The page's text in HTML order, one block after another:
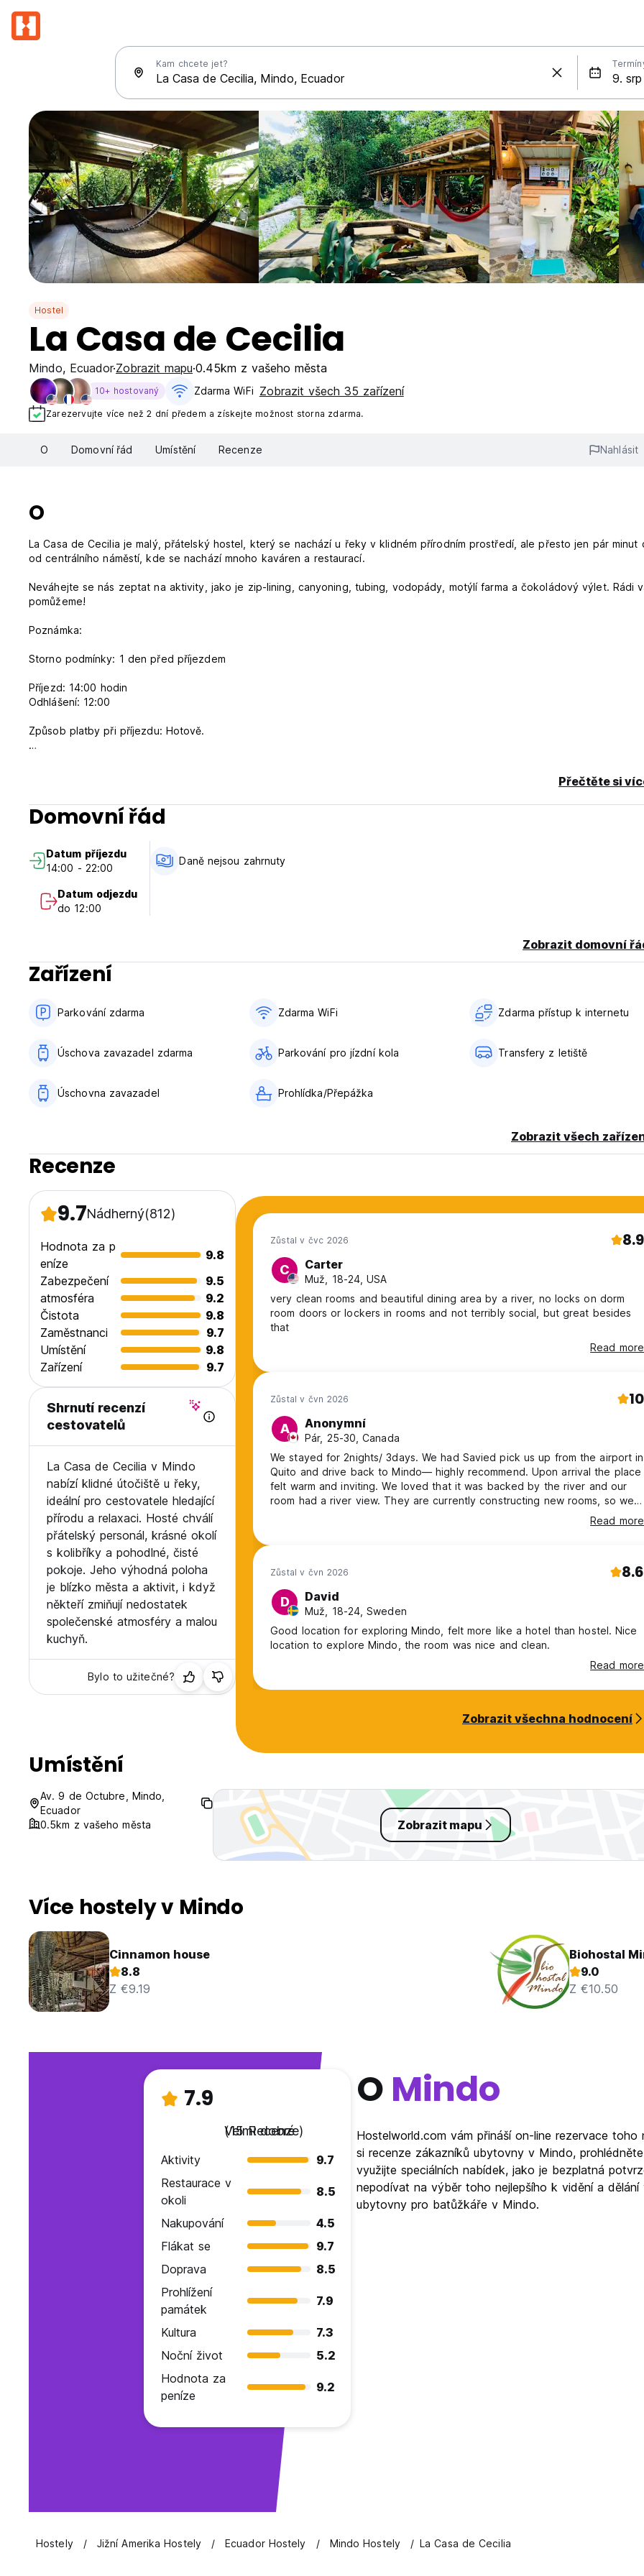
Kam chcete jet?
Hostel
La Casa de Cecilia
Mindo, Ecuador Zobrazit mapu 0.45km z vašeho města
10+ hostovaný Zdarma WiFi Zobrazit všech 35 zařízení
Zarezervujte více než 2 dní předem a získejte možnost storna zdarma.
O Domovní řád Umístění Recenze Nahlásit
O
La Casa de Cecilia je malý, přátelský hostel, který se nachází u řeky v klidném přírodním prostředí, ale přesto jen pár minut
od centrálního náměstí, kde se nachází mnoho kaváren a restaurací.
Neváhejte se nás zeptat na aktivity, jako je zip-lining, canyoning, tubing, vodopády, motýlí farma a čokoládový výlet. Rádi
pomůžeme!
Poznámka:
Storno podmínky: 1 den před příjezdem
Příjezd: 14:00 hodin
Odhlášení: 12:00
Způsob platby při příjezdu: Hotově.
bankomaty
Můžete si vzít s sebou peníze nebo jinou možností je jet taxíkem z Mindo do města San Miguel de los bancos, kde je čas
jedním směrem a 20 minut zpět, cena taxíku je 12 dolarů s čekáním; kde si můžete vybrat peníze z bankomatu, který
mezinárodními kartami.
Pokud máte místní bankovní účet v Ekvádoru, můžete platit převodem.
V Ceciliině domě můžeme přijímat vaše platby prostřednictvím platební aplikace TAB s kreditní kartou a v celkovém účtu je
hodnota 5% navíc. (Auto-translated from original language)
Přečtěte si
Domovní řád
Datum příjezdu
14:00 - 22:00
Datum odjezdu
do 12:00
Daně nejsou zahrnuty
Zobrazit domovní
Zařízení
Parkování zdarma Zdarma WiFi Zdarma přístup k internetu
Úschova zavazadel zdarma Parkování pro jízdní kola Transfery z letiště
Úschovna zavazadel Prohlídka/Přepážka
Zobrazit všech
Recenze
9.7Nádherný(812)
Hodnota za p
eníze
9.8
Zabezpečení
9.5
atmosféra
9.2
Čistota
9.8
Zaměstnanci
9.7
Umístění
9.8
Zařízení
9.7
Shrnutí recenzí
cestovatelů
La Casa de Cecilia v Mindo
nabízí klidné útočiště u řeky,
ideální pro cestovatele hledající
přírodu a relaxaci. Hosté chválí
přátelský personál, krásné okolí
s kolibříky a pohodlné, čisté
pokoje. Jeho výhodná poloha
je blízko města a aktivit, i když
někteří zmiňují nedostatek
společenské atmosféry a malou
kuchyň.
Bylo to užitečné?
Zůstal v čvc 2026 8.9
C Carter
Muž, 18-24, USA
very clean rooms and beautiful dining area by a river, no locks on dorm
room doors or lockers in rooms and not terribly social, but great besides
that
Read more
Zůstal v čvn 2026 10
A Anonymní
Pár, 25-30, Canada
We stayed for 2nights/ 3days. We had Savied pick us up from the airport in
Quito and drive back to Mindo— highly recommend. Upon arrival the place
felt warm and inviting. We loved that it was backed by the river and our
room had a river view. They are currently constructing new rooms, so we
are excited to see the result as even the crew working in construction
were friendly. Casa de Cecilia is also right next to a chocolate tour and
Read more
Zůstal v čvn 2026 8.6
D David
Muž, 18-24, Sweden
Good location for exploring Mindo, felt more like a hotel than hostel. Nice
location to explore Mindo, the room was nice and clean.
Read more
Zobrazit všechna hodnocení
Umístění
Av. 9 de Octubre, Mindo,
Ecuador
0.5km z vašeho města
Zobrazit mapu
Více hostely v Mindo
Cinnamon house
8.8
Z €9.19
Biohostal
9.0
Z €10.50
7.9
Velmi dobré
(15 Recenze)
Aktivity
9.7
Restaurace v
okoli
8.5
Nakupování
4.5
Flákat se
9.7
Doprava
8.5
Prohlížení
památek
7.9
Kultura
7.3
Noční život
5.2
Hodnota za
peníze
9.2
O Mindo
Hostelworld.com vám přináší on-line rezervace
si recenze zákazníků ubytovny v Mindo,
využijte speciálních nabídek, jako je bezplatná
nepodívat na výběr toho nejlepšího k vidění a
ubytovny pro batůžkáře v Mindo.
Hostely Jižní Amerika Hostely Ecuador Hostely Mindo Hostely La Casa de Cecilia